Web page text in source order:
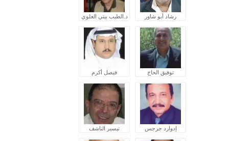
رشاد أبو شاور د.الطيب بيتي العلوي
توفيق الحاج فيصل أكرم
إدوارد جرجس تيسير الناشف